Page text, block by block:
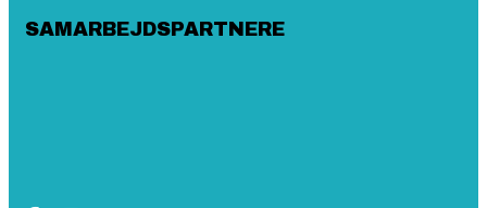
SAMARBEJDSPARTNERE